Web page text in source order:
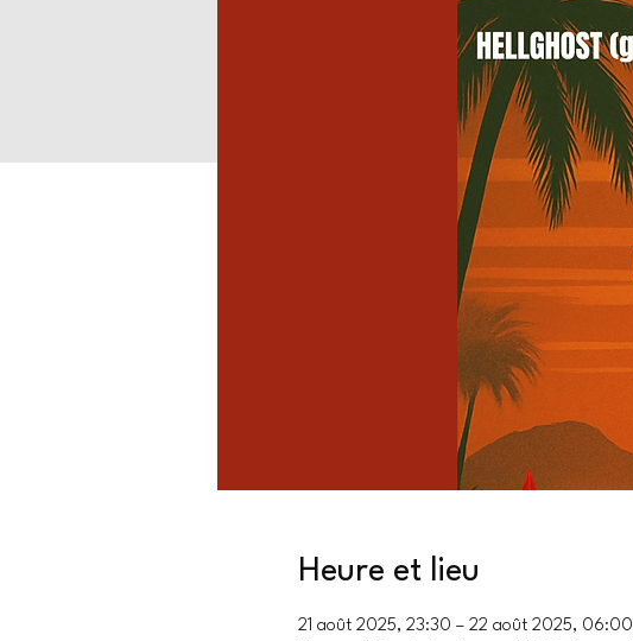
Heure et lieu
21 août 2025, 23:30 – 22 août 2025, 06:00